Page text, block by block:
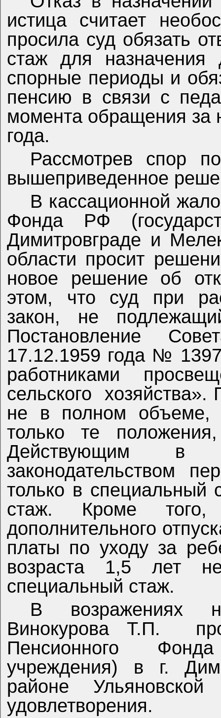
истица считает
просила суд обязать
стаж для назначения
спорные периоды и
пенсию в связи с
момента обращения за
года.
Рассмотрев спор
вышеприведенное
В кассационной
Фонда РФ
Димитровграде и
области просит
новое решение об
этом, что суд при
закон, не
Постановление
17.12.1959 года №
работниками
сельского
не в полном объеме,
только те
Действующим в
законодательством
только в специальный
стаж. Кроме того,
дополнительного
платы по уходу за
возраста 1,5 лет
специальный стаж.
В возражениях
Винокурова Т.П.
Пенсионного
учреждения) в г.
районе Ульяновской
удовлетворения.